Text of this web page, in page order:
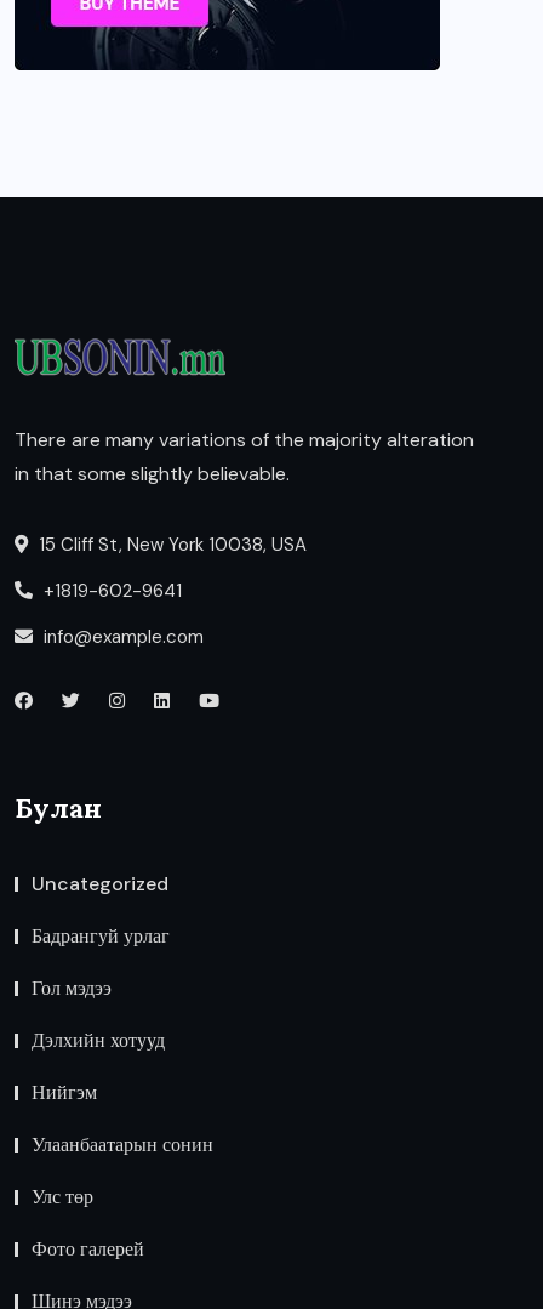
There are many variations of the majority alteration
in that some slightly believable.
15 Cliff St, New York 10038, USA
+1819-602-9641
info@example.com
Булан
Uncategorized
Бадрангуй урлаг
Гол мэдээ
Дэлхийн хотууд
Нийгэм
Улаанбаатарын сонин
Улс төр
Фото галерей
Шинэ мэдээ